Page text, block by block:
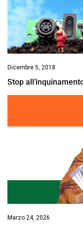
Dicembre 5, 2018
Stop
Marzo 24, 2026